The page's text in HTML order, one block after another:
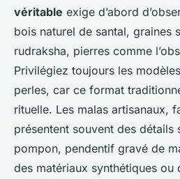
véritable exige d’abord
bois naturel de santal, graines
rudraksha, pierres comme
Privilégiez toujours les
perles, car ce format
rituelle. Les malas artisanaux,
présentent souvent des détails
pompon, pendentif gravé de
des matériaux synthétiques ou